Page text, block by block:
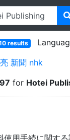
results
新聞 nhk
for Hotei
用手続に関する